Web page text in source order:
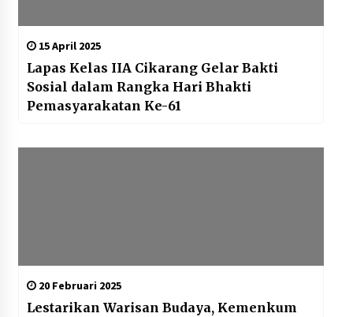
15 April 2025
Lapas Kelas IIA Cikarang Gelar Bakti
Sosial dalam Rangka Hari Bhakti
Pemasyarakatan Ke-61
20 Februari 2025
Lestarikan Warisan Budaya, Kemenkum